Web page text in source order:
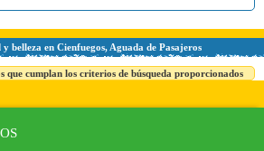
belleza en Cienfuegos, Aguada de Pasajeros
que cumplan los criterios de búsqueda proporcionados